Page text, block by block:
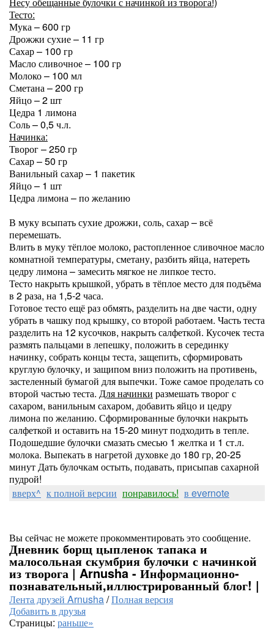
Тесто:
Мука – 600 гр
Дрожжи сухие – 11 гр
Сахар – 100 гр
Масло сливочное – 100 гр
Молоко – 100 мл
Сметана – 200 гр
Яйцо – 2 шт
Цедра 1 лимона
Соль – 0,5 ч.л.
Начинка:
Творог – 250 гр
Сахар – 50 гр
Ванильный сахар – 1 пакетик
Яйцо – 1 шт
Цедра лимона – по желанию
В муку всыпать сухие дрожжи, соль, сахар – всё
перемешать.
Влить в муку тёплое молоко, растопленное сливочное масло
комнатной температуры, сметану, разбить яйца, натереть
цедру лимона – замесить мягкое не липкое тесто.
Тесто накрыть крышкой, убрать в тёплое место для подъёма
в 2 раза, на 1,5-2 часа.
Готовое тесто ещё раз обмять, разделить на две части, одну
убрать в чашку под крышку, со второй работаем. Часть теста
разделить на 12 кусочков, накрыть салфеткой. Кусочек теста
размять пальцами в лепешку, положить в серединку
начинку, собрать концы теста, защепить, сформировать
круглую булочку, и защипом вниз положить на противень,
застеленный бумагой для выпечки. Тоже самое проделать со
второй частью теста. Для начинки размешать творог с
сахаром, ванильным сахаром, добавить яйцо и цедру
лимона по желанию. Сформированные булочки накрыть
салфеткой и оставить на 15-20 минут подходить в тепле.
Подошедшие булочки смазать смесью 1 желтка и 1 ст.л.
молока. Выпекать в нагретой духовке до 180 гр, 20-25
минут Дать булочкам остыть, подавать, присыпав сахарной
пудрой!
вверх^ к полной версии понравилось! в evernote
Вы сейчас не можете прокомментировать это сообщение.
Дневник борщ цыпленок тапака и
малосольная скумбрия булочки с начинкой
из творога | Arnusha - Информационно-
познавательный,иллюстрированный блог! |
Лента друзей Arnusha/Полная версия
Добавить в друзья
Страницы: раньше»